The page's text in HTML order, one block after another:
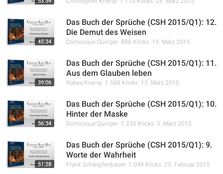
45:34
Das Buch der Sprüche (CSH 2015/Q1): 12.
Die Demut des Weisen
Dominique Quinger 886 Klicks 19. März 2015
39:06
Das Buch der Sprüche (CSH 2015/Q1): 11.
Aus dem Glauben leben
Rabea Kramp 1.598 Klicks 13. März 2015
56:34
Das Buch der Sprüche (CSH 2015/Q1): 10.
Hinter der Maske
Dominique Quinger 1.250 Klicks 5. März 2015
51:28
Das Buch der Sprüche (CSH 2015/Q1): 9.
Worte der Wahrheit
Frank Schleipfenbauer 1.049 Klicks 25. Februar 2015